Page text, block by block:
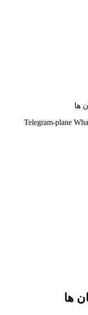
ها
Telegram-plane
ها